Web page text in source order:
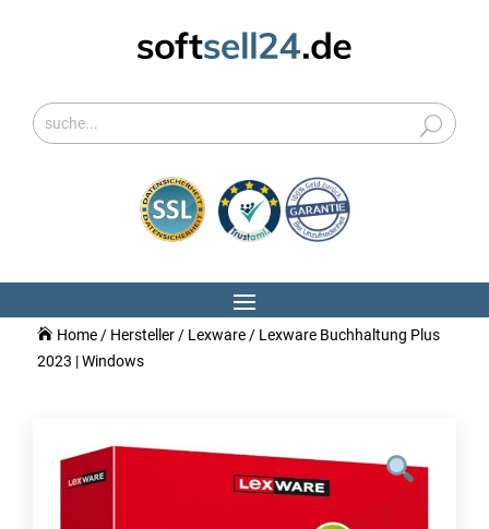
Home/ Hersteller/ Lexware/ Lexware Buchhaltung Plus
2023 | Windows